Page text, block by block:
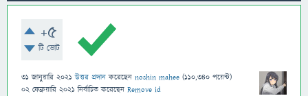
+5
টি ভোট
31 জানুয়ারি 2021 উত্তর প্রদান করেছেন noshin mahee (110,340 পয়েন্ট)
02 ফেব্রুয়ারি 2021 নির্বাচিত করেছেন Remove id